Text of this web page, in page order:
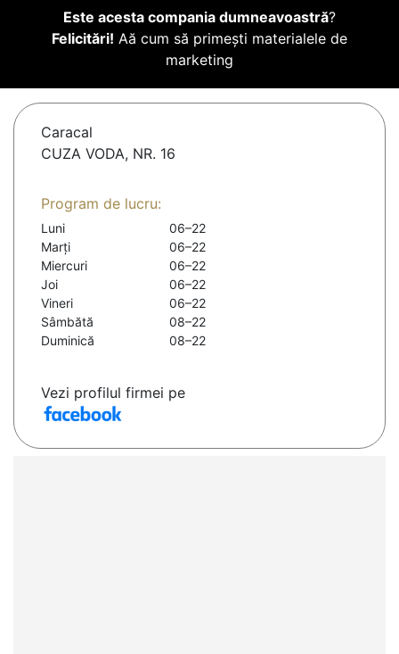
Este acesta compania dumneavoastră?
Felicitări! Aă cum să primești materialele de
marketing
Caracal
CUZA VODA, NR. 16
Program de lucru:
Luni
06–22
Marți
06–22
Miercuri
06–22
Joi
06–22
Vineri
06–22
Sâmbătă
08–22
Duminică
08–22
Vezi profilul firmei pe